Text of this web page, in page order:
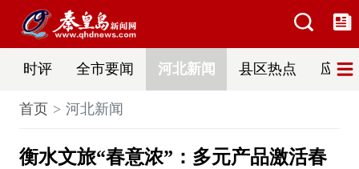
时评 全市要闻 河北新闻 县区热点 应急
首页 河北新闻
衡水文旅“春意浓”：多元产品激活春